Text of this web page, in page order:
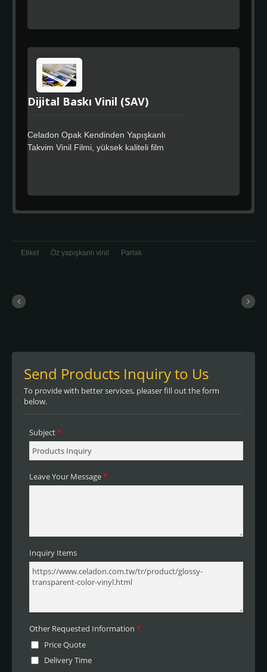
tasarlanmıştır. Mükemmel kesme ve
kolaydır. Celadon Kolay Uygulama
özelliği, daha hızlı konumlandırma sağlar,
kalıntı bırakmayan özel güçlü yapıştırıcı
ile.
Dijital Baskı Vinil (SAV)
Celadon Opak Kendinden Yapışkanlı
Takvim Vinil Filmi, yüksek kaliteli film
premium kalite takvim filmidir. Celadon
Easy Apply özelliği, daha hızlı
Etiket Öz yapışkanlı vinil Parlak